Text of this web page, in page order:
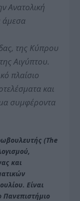
Ανατολική
άμεσα
της Κύπρου
Αιγύπτου.
πλαίσιο
και
συμφέροντα
(The
και
Είναι
Πανεπιστήμιο